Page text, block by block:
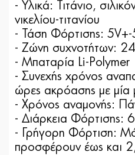
- Υλικά: Τιτάνιο,
νικελίου-τιτανίου
- Τάση Φόρτισης: 5V+-
- Ζώνη συχνοτήτων:
- Μπαταρία Li-Polymer
- Συνεχής χρόνος
ώρες ακρόασης με μία
- Χρόνος αναμονής:
- Διάρκεια Φόρτισης:
- Γρήγορη Φόρτιση:
προσφέρουν έως και